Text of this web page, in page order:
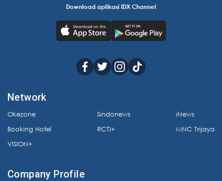
Download aplikasi IDX Channel
Network
Okezone
Booking Hotel
VISION+
Sindonews
RCTI+
iNews
MNC Trijaya
Company Profile